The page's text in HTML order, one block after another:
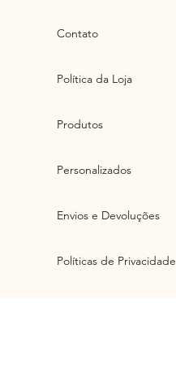
Contato
Política da Loja
Produtos
Personalizados
Envios e Devoluções
Políticas de Privacidade